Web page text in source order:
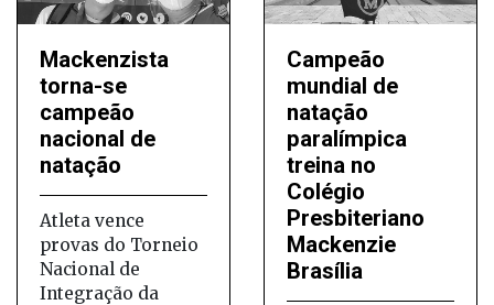
Mackenzista
torna-se
campeão
nacional de
natação
Atleta vence
provas do Torneio
Nacional de
Integração da
Campeão
mundial de
natação
paralímpica
treina no
Colégio
Presbiteriano
Mackenzie
Brasília